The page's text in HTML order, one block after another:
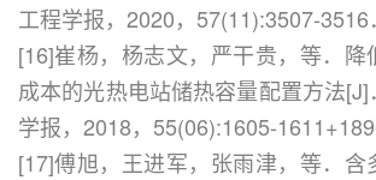
工程学报，2020，57(11):3507-3516．
[16]崔杨，杨志文，严干贵，等．降
成本的光热电站储热容量配置方法
学报，2018，55(06):1605-
[17]傅旭，王进军，张雨津，等．含